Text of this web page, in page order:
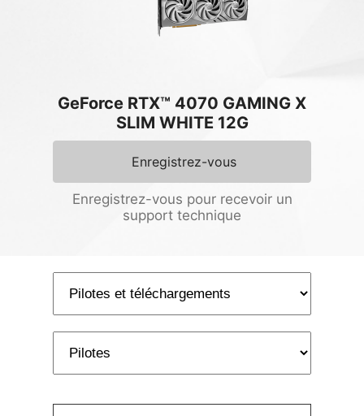
GeForce RTX™ 4070 GAMING X
SLIM WHITE 12G
Enregistrez-vous
Enregistrez-vous pour recevoir un
support technique